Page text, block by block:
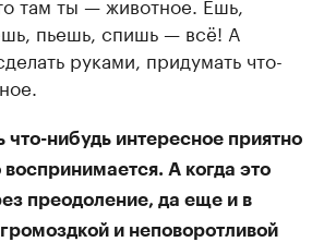
пьешь, спишь — всё! А
руками, придумать что-
нибудь интересное приятно
воспринимается. А когда это
преодоление, да еще и в
и неповоротливой